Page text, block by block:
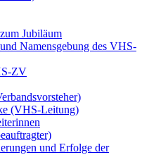
Jubiläum
Namensgebung des VHS-
ZV
(VHS-Leitung)
und Erfolge der